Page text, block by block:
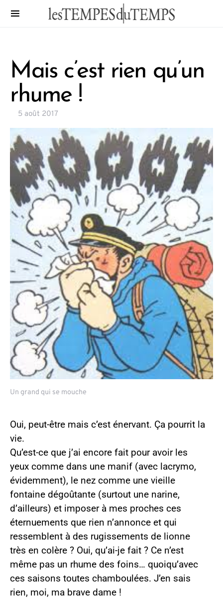
Mais c’est rien qu’un
rhume !
5 août 2017
Un grand qui se mouche
Oui, peut-être mais c’est énervant. Ça pourrit la
vie.
Qu’est-ce que j’ai encore fait pour avoir les
yeux comme dans une manif (avec lacrymo,
évidemment), le nez comme une vieille
fontaine dégoûtante (surtout une narine,
d’ailleurs) et imposer à mes proches ces
éternuements que rien n’annonce et qui
ressemblent à des rugissements de lionne
très en colère ? Oui, qu’ai-je fait ? Ce n’est
même pas un rhume des foins… quoiqu’avec
ces saisons toutes chamboulées. J’en sais
rien, moi, ma brave dame !